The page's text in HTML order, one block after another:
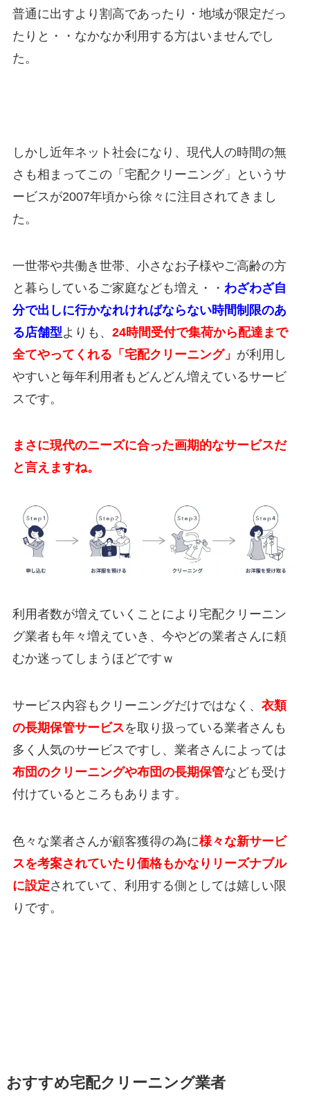
普通に出すより割高であったり・地域が限定だっ
たりと・・なかなか利用する方はいませんでし
た。
しかし近年ネット社会になり、現代人の時間の無
さも相まってこの「宅配クリーニング」というサ
ービスが2007年頃から徐々に注目されてきまし
た。
一世帯や共働き世帯、小さなお子様やご高齢の方
と暮らしているご家庭なども増え・・ わざわざ自
分で出しに行かなれければならない時間制限のあ
る店舗型よりも、 24時間受付で集荷から配達まで
全てやってくれる「宅配クリーニング」 が利用し
やすいと毎年利用者もどんどん増えているサービ
スです。
まさに現代のニーズに合った画期的なサービスだ
と言えますね。
利用者数が増えていくことにより宅配クリーニン
グ業者も年々増えていき、今やどの業者さんに頼
むか迷ってしまうほどですｗ
サービス内容もクリーニングだけではなく、 衣類
の長期保管サービスを取り扱っている業者さんも
多く人気のサービスですし、業者さんによっては
布団のクリーニングや布団の長期保管なども受け
付けているところもあります。
色々な業者さんが顧客獲得の為に様々な新サービ
スを考案されていたり価格もかなりリーズナブル
に設定されていて、利用する側としては嬉しい限
りです。
おすすめ宅配クリーニング業者